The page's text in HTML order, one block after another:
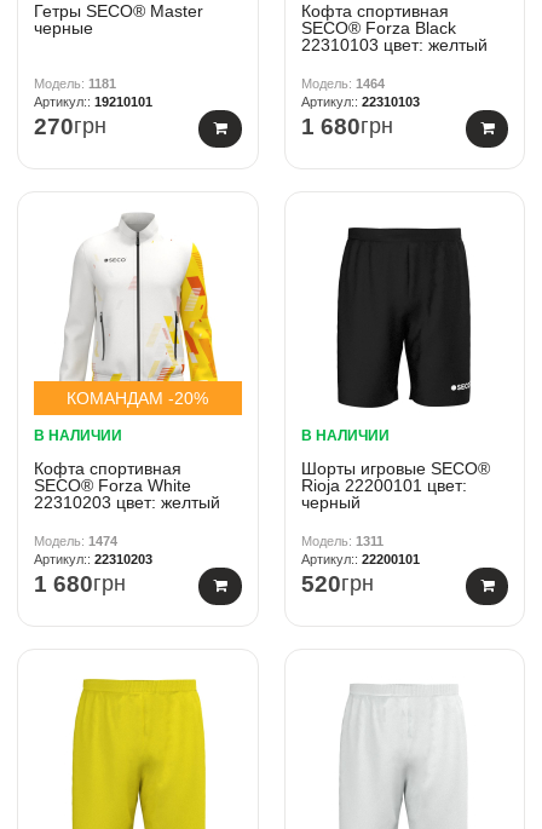
Гетры SECO® Master
черные
1181
19210101
270грн
Кофта спортивная
SECO® Forza Black
22310103 цвет: желтый
1464
22310103
1 680грн
КОМАНДАМ -20%
В НАЛИЧИИ
Кофта спортивная
SECO® Forza White
22310203 цвет: желтый
1474
22310203
1 680грн
В НАЛИЧИИ
Шорты игровые SECO®
Rioja 22200101 цвет:
черный
1311
22200101
520грн